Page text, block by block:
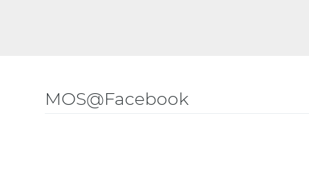
MOS@Facebook